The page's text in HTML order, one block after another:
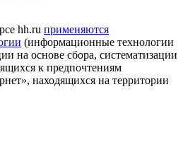
hh.ru применяются
(информационные технологии
на основе сбора, систематизации
к предпочтениям
находящихся на территории